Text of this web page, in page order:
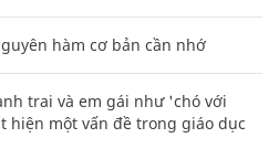
hàm cơ bản cần nhớ
trai và em gái như 'chó với
hiện một vấn đề trong giáo dục